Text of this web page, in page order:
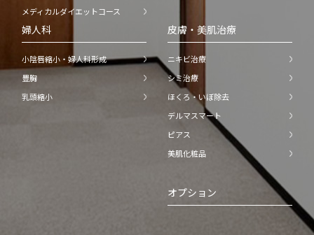
メディカルダイエットコース
婦人科
小陰唇縮小・婦人科形成
豊胸
乳頭縮小
皮膚・美肌治療
ニキビ治療
シミ治療
ほくろ・いぼ除去
デルマスマート
ピアス
美肌化粧品
オプション